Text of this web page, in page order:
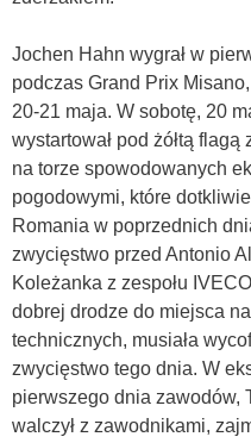
Jochen Hahn wygrał w
podczas Grand Prix
20-21 maja. W sobotę, 20
wystartował pod żółtą
na torze spowodowanych
pogodowymi, które
Romania w poprzednich
zwycięstwo przed Antonio
Koleżanka z zespołu
dobrej drodze do miejsca
technicznych, musiała
zwycięstwo tego dnia. W
pierwszego dnia zawodów,
walczył z zawodnikami,